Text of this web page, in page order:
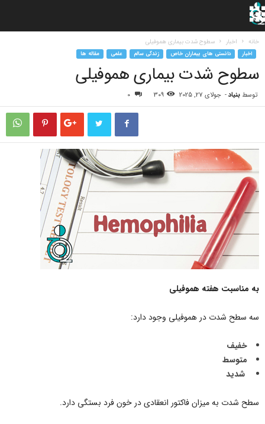
خانه اخبار سطوح شدت بیماری هموفیلی
اخبار دانستی های بیماران خاص زندگی سالم علمی مقاله ها
سطوح شدت بیماری هموفیلی
توسط بنیاد- جولای 27, 2025 309
0
به مناسبت هفته هموفیلی
سه سطح شدت در هموفیلی وجود دارد:
خفیف
متوسط
شدید
سطح شدت به میزان فاکتور انعقادی در خون فرد بستگی دارد.